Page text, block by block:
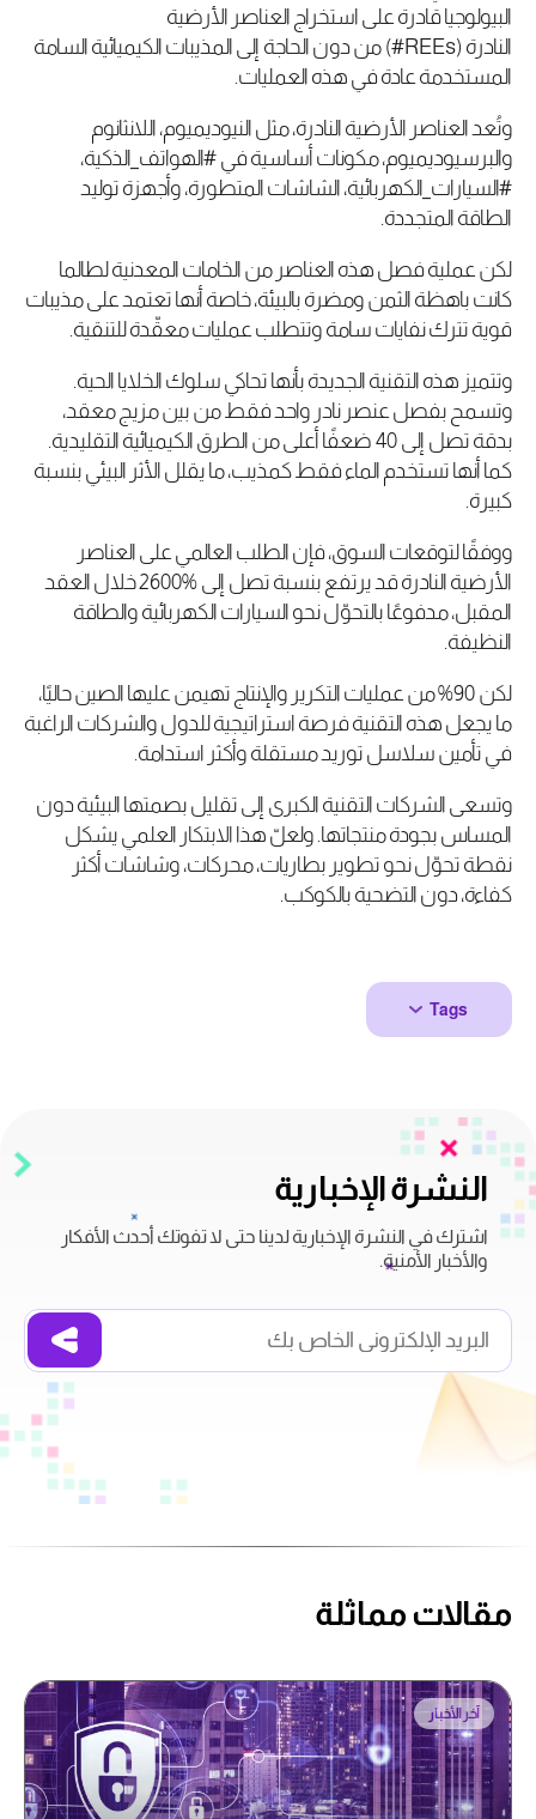
البيولوجيا قادرة على استخراج العناصر الأرضية
النادرة (#REEs) من دون الحاجة إلى المذيبات الكيميائية السامة
المستخدمة عادة في هذه العمليات
وتُعد العناصر الأرضية النادرة، مثل النيوديميوم، اللانثانوم
والبرسيوديميوم، مكونات أساسية في #الهواتف_الذكية،
#السيارات_الكهربائية، الشاشات المتطورة، وأجهزة توليد
الطاقة المتجددة
لكن عملية فصل هذه العناصر من الخامات المعدنية لطالما
كانت باهظة الثمن ومضرة بالبيئة، خاصة أنها تعتمد على مذيبات
قوية تترك نفايات سامة وتتطلب عمليات معقّدة للتنقية
وتتميز هذه التقنية الجديدة بأنها تحاكي سلوك الخلايا الحية.
وتسمح بفصل عنصر نادر واحد فقط من بين مزيج معقد،
بدقة تصل إلى 40
ضعفًا أعلى من الطرق الكيميائية التقليدية.
كما أنها تستخدم الماء فقط كمذيب، ما يقلل الأثر البيئي بنسبة
كبيرة
ووفقًا لتوقعات السوق، فإن الطلب العالمي على العناصر
الأرضية النادرة قد يرتفع بنسبة تصل إلى 2600%خلال العقد
المقبل، مدفوعًا بالتحوّل نحو السيارات الكهربائية والطاقة
النظيفة
لكن 90% من عمليات التكرير والإنتاج تهيمن عليها الصين حاليًا،
ما يجعل هذه التقنية فرصة استراتيجية للدول والشركات الراغبة
في تأمين سلاسل توريد مستقلة وأكثر استدامة
وتسعى الشركات التقنية الكبرى إلى تقليل بصمتها البيئية دون
المساس بجودة منتجاتها. ولعلّ هذا الابتكار العلمي يشكل
نقطة تحوّل نحو تطوير بطاريات، محركات، وشاشات أكثر
كفاءة، دون التضحية بالكوكب
Tags
النشرة الإخبارية
اشترك في النشرة الإخبارية لدينا حتى لا تفوتك أحدث الأفكار
والأخبار الأمنية.
مقالات مماثلة
آخر الأخبار